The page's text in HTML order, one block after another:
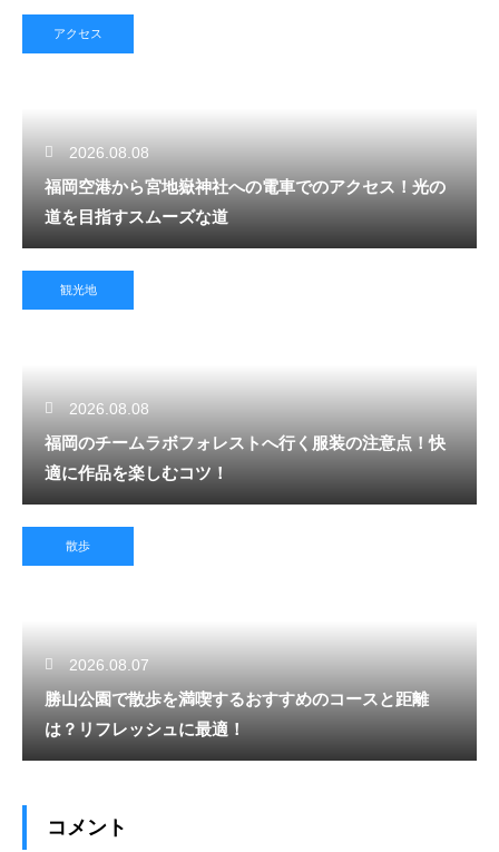
アクセス
2026.08.08
福岡空港から宮地嶽神社への電車でのアクセス！光の
道を目指すスムーズな道
観光地
2026.08.08
福岡のチームラボフォレストへ行く服装の注意点！快
適に作品を楽しむコツ！
散歩
2026.08.07
勝山公園で散歩を満喫するおすすめのコースと距離
は？リフレッシュに最適！
コメント